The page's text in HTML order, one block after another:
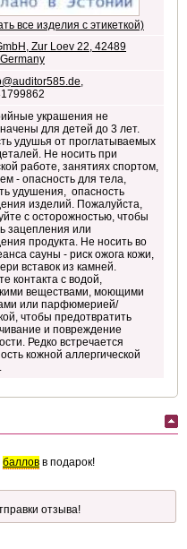
все изделия с этикеткой)
Zur Loev 22, 42489
,
украшения не
для детей до 3 лет.
удушья от проглатываемых
Не носить при
работе, занятиях спортом,
- опасность для тела,
удушения, опасность
изделий. Пожалуйста,
с осторожностью, чтобы
зацепления или
продукта. Не носить во
сауны - риск ожога кожи,
вставок из камней.
контакта с водой,
веществами, моющими
или парфюмерией/
чтобы предотвратить
и повреждение
Редко встречается
кожной аллергической
баллов в подарок!
отзыва!